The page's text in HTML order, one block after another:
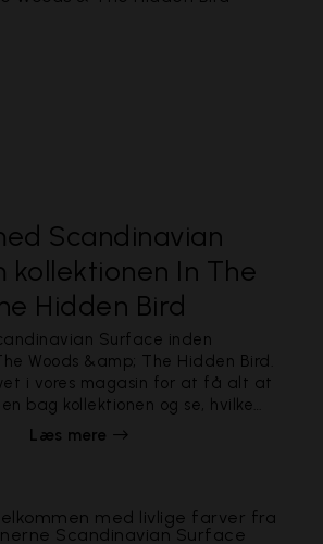
Scandinavian
kollektionen In The
Hidden Bird
Surface inden
Woods &amp; The Hidden Bird.
i vores magasin for at få alt at
bag kollektionen og se, hvilke
Surface er vilde med lige nu. De
Læs mere